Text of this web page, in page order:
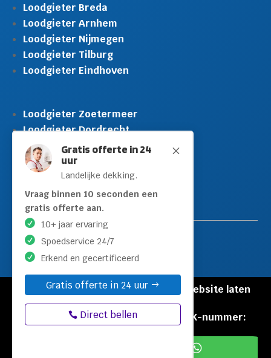
M
Gratis offerte in 24
uur
Landelijke dekking.
Vraag binnen 10 seconden een
gratis offerte aan.
10+ jaar ervaring
Spoedservice 24/7
Erkend en gecertificeerd
Gratis offerte in 24 uur
Direct bellen
Loodgieter Breda
Loodgieter Arnhem
Loodgieter Nijmegen
Loodgieter Tilburg
Loodgieter Eindhoven
Loodgieter Zoetermeer
Loodgieter Dordrecht
Loodgieter Rijswijk
Loodgieter Schiedam
Loodgieter Leidschendam
Loodgieter Hilversum
© Copyright Loodgieters Kwartier |
Website laten
maken door Flexamedia
Privacyverklaring|Disclaimer
KVK-nummer:
